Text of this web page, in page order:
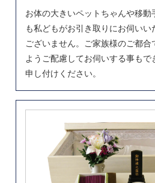
お体の大きいペットちゃんや移
も私どもがお引き取りにお伺いい
ございません。ご家族様のご都
ようご配慮してお伺いする事もで
申し付けください。